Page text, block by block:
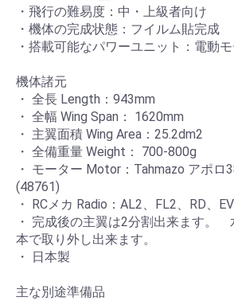
・飛行の難易度：中・上級者向け
・機体の完成状態：フイルム貼完成
・搭載可能なパワーユニット：電動
機体諸元
・ 全長 Length：943mm
・ 全幅 Wing Span： 1620mm
・ 主翼面積 Wing Area：25.2dm2
・ 全備重量 Weight： 700-800g
・ モーター Motor：Tahmazo アポロ
(48761)
・ RCメカ Radio：AL2、FL2、RD、
・ 完成後の主翼は2分割出来ます。
本で取り外し出来ます。
・ 日本製
主な別途準備品